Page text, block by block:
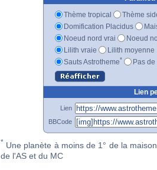
Thème tropical
Thème
Domification Placidus
Noeud nord vrai
Noeud
Lilith vraie
Lilith moyenne
Sauts Astrotheme* Pas
Lien
Lien
BBCode
* Une planète à moins de 1° de la
de l'AS et du MC